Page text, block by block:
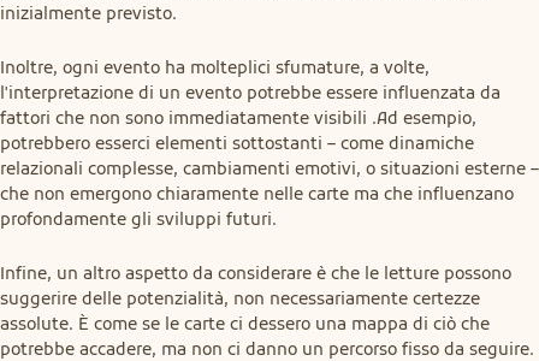
inizialmente previsto.
Inoltre, ogni evento ha molteplici sfumature, a volte,
l'interpretazione di un evento potrebbe essere influenzata da
fattori che non sono immediatamente visibili .Ad esempio,
potrebbero esserci elementi sottostanti – come dinamiche
relazionali complesse, cambiamenti emotivi, o situazioni esterne –
che non emergono chiaramente nelle carte ma che influenzano
profondamente gli sviluppi futuri.
Infine, un altro aspetto da considerare è che le letture possono
suggerire delle potenzialità, non necessariamente certezze
assolute. È come se le carte ci dessero una mappa di ciò che
potrebbe accadere, ma non ci danno un percorso fisso da seguire.